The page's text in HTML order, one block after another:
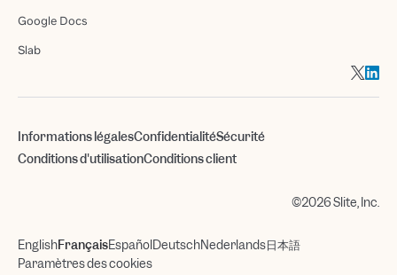
Google Docs
Slab
Informations légalesConfidentialitéSécurité
Conditions d'utilisationConditions client
©2026 Slite, Inc.
EnglishFrançaisEspañolDeutschNederlands日本語
Paramètres des cookies